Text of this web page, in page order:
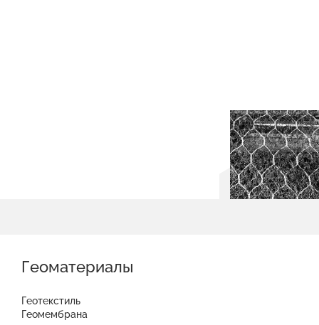
Геоматериалы
Геотекстиль
Геомембрана